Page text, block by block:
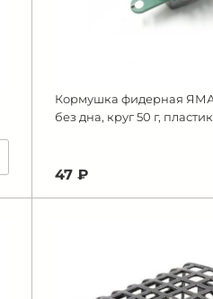
Кормушка фидерная
без дна, круг 50 г, пластик
47 ₽